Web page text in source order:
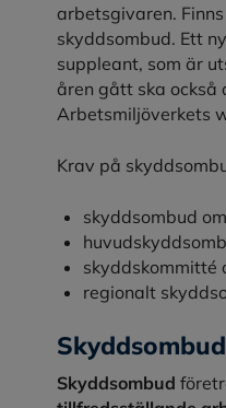
arbetsgivaren.
skyddsombud. Ett
suppleant, som är
åren gått ska
Arbetsmiljöverkets
Krav på
skyddsombud
skyddskommitté
regionalt
Skyddsombud